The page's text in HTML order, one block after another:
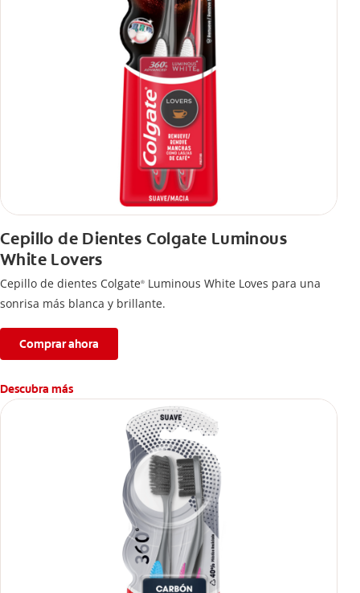
Cepillo de Dientes Colgate Luminous
White Lovers
Cepillo de dientes Colgate® Luminous White Loves para una
sonrisa más blanca y brillante.
Comprar ahora
Descubra más